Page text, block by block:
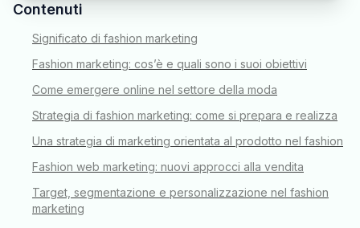
Contenuti
Significato di fashion marketing
Fashion marketing: cos’è e quali sono i suoi obiettivi
Come emergere online nel settore della moda
Strategia di fashion marketing: come si prepara e realizza
Una strategia di marketing orientata al prodotto nel fashion
Fashion web marketing: nuovi approcci alla vendita
Target, segmentazione e personalizzazione nel fashion
marketing